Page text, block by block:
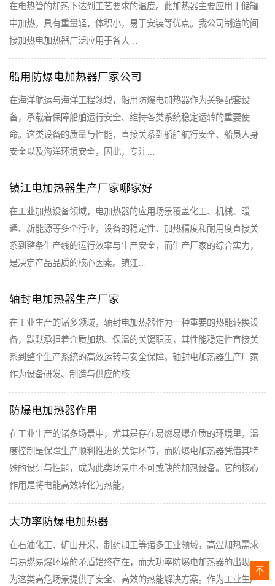
在电热管的加热下达到工艺要求的温度。此加热器主要应用于储罐
中加热，具有重量轻，体积小，易于安装等优点。我公司制造的间
接加热电加热器广泛应用于各大…
船用防爆电加热器厂家公司
在海洋航运与海洋工程领域，船用防爆电加热器作为关键配套设
备，承载着保障船舶运行安全、维持各类系统稳定运转的重要使
命。这类设备的质量与性能，直接关系到船舶航行安全、船员人身
安全以及海洋环境安全，因此，专注…
镇江电加热器生产厂家哪家好
在工业加热设备领域，电加热器的应用场景覆盖化工、机械、暖
通、新能源等多个行业，设备的稳定性、加热精度和耐用度直接关
系到整条生产线的运行效率与生产安全，而生产厂家的综合实力，
是决定产品品质的核心因素。镇江…
轴封电加热器生产厂家
在工业生产的诸多领域，轴封电加热器作为一种重要的热能转换设
备，默默承担着介质加热、保温的关键职责，其性能稳定性直接关
系到整个生产系统的高效运转与安全保障。轴封电加热器生产厂家
作为设备研发、制造与供应的核…
防爆电加热器作用
在工业生产的诸多场景中，尤其是存在易燃易爆介质的环境里，温
度控制是保障生产顺利推进的关键环节，而防爆电加热器凭借其特
殊的设计与性能，成为此类场景中不可或缺的加热设备。它的核心
作用是将电能高效转化为热能，…
大功率防爆电加热器
在石油化工、矿山开采、制药加工等诸多工业领域，高温加热需求
与易燃易爆环境的矛盾始终存在，而大功率防爆电加热器的出现，
为这类高危场景提供了安全、高效的热能解决方案。作为工业生产